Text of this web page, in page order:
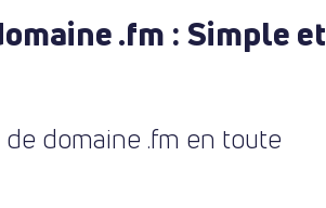
.fm : Simple et
domaine .fm en toute